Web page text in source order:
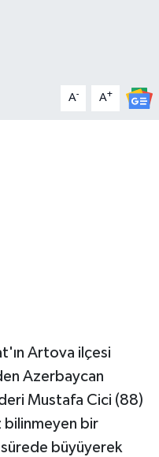
A- A+
Artova ilçesi
Azerbaycan
Mustafa Cici (88)
bilinmeyen bir
sürede büyüyerek